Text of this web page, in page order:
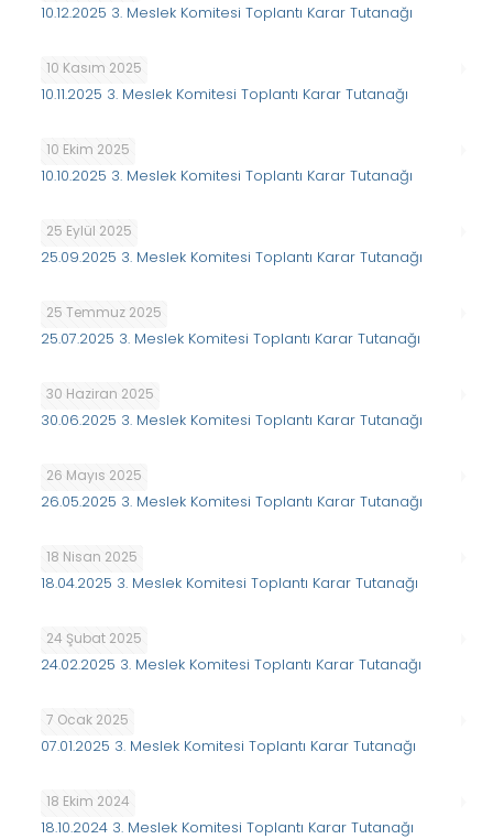
10.12.2025 3. Meslek Komitesi Toplantı Karar Tutanağı
10 Kasım 2025
10.11.2025 3. Meslek Komitesi Toplantı Karar Tutanağı
10 Ekim 2025
10.10.2025 3. Meslek Komitesi Toplantı Karar Tutanağı
25 Eylül 2025
25.09.2025 3. Meslek Komitesi Toplantı Karar Tutanağı
25 Temmuz 2025
25.07.2025 3. Meslek Komitesi Toplantı Karar Tutanağı
30 Haziran 2025
30.06.2025 3. Meslek Komitesi Toplantı Karar Tutanağı
26 Mayıs 2025
26.05.2025 3. Meslek Komitesi Toplantı Karar Tutanağı
18 Nisan 2025
18.04.2025 3. Meslek Komitesi Toplantı Karar Tutanağı
24 Şubat 2025
24.02.2025 3. Meslek Komitesi Toplantı Karar Tutanağı
7 Ocak 2025
07.01.2025 3. Meslek Komitesi Toplantı Karar Tutanağı
18 Ekim 2024
18.10.2024 3. Meslek Komitesi Toplantı Karar Tutanağı